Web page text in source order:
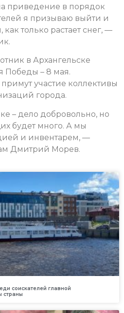
приведение в порядок
я призываю выйти и
только растает снег, —
в Архангельске
Победы – 8 мая.
участие коллективы
города.
– дело добровольно, но
будет много. А мы
и инвентарем, —
Дмитрий Морев.
соискателей главной
страны